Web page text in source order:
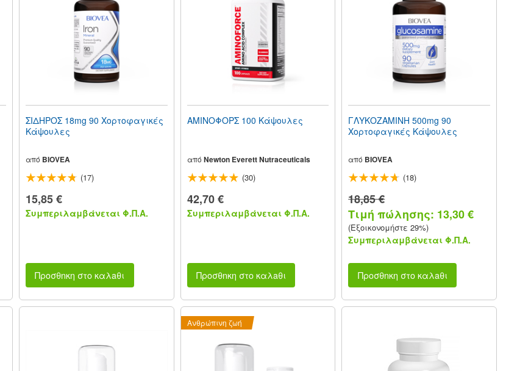
ΣΙΔΗΡΟΣ 18mg 90 Χορτοφαγικές
Κάψουλες
από BIOVEA
(17)
15,85 €
Συμπεριλαμβάνεται Φ.Π.Α.
Προσθnκη στο καλaθι
ΑΜΙΝΟΦΟΡΣ 100 Κάψουλες
από Newton Everett Nutraceuticals
(30)
42,70 €
Συμπεριλαμβάνεται Φ.Π.Α.
Προσθnκη στο καλaθι
ΓΛΥΚΟΖΑΜΙΝΗ 500mg 90
Χορτοφαγικές Κάψουλες
από BIOVEA
(18)
18,85 €
Τιμή πώλησης: 13,30 €
(Εξοικονομήστε 29%)
Συμπεριλαμβάνεται Φ.Π.Α.
Προσθnκη στο καλaθι
Ανθρώπινη ζωή